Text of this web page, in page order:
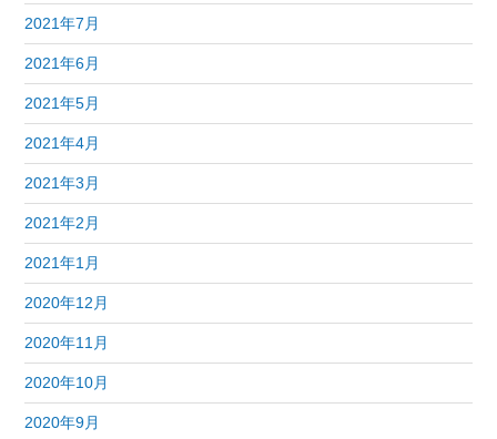
2021年7月
2021年6月
2021年5月
2021年4月
2021年3月
2021年2月
2021年1月
2020年12月
2020年11月
2020年10月
2020年9月